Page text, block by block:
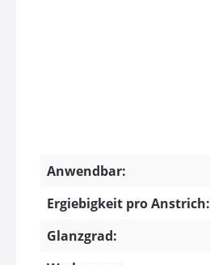
Anwendbar:
Ergiebigkeit pro Anstrich:
Glanzgrad: